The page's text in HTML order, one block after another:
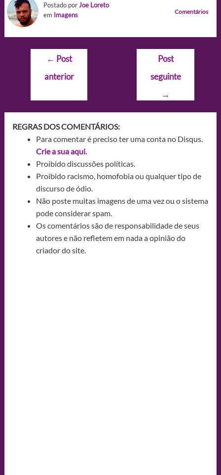
Postado porJoe Loreto
em Imagens Comentários
Navegação
Post
← Post
anterior
Post
seguinte
→
REGRAS DOS COMENTÁRIOS:
Para comentar é preciso ter uma conta no Disqus.
Crie a sua aqui.
Proibido discussões políticas.
Proibido racismo, homofobia ou qualquer tipo de
discurso de ódio.
Não poste muitas imagens de uma vez ou o sistema
pode considerar spam.
Os comentários são de responsabilidade de seus
autores e não refletem em nada a opinião do
criador do site.